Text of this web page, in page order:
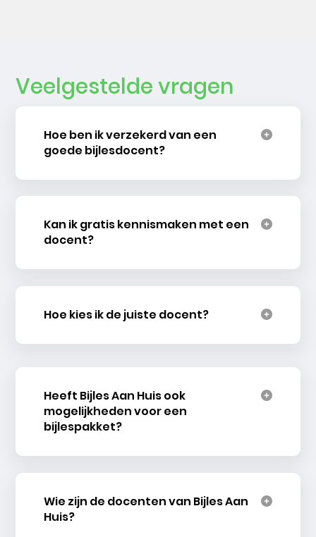
Veelgestelde vragen
Hoe ben ik verzekerd van een
goede bijlesdocent?
Kan ik gratis kennismaken met een
docent?
Hoe kies ik de juiste docent?
Heeft Bijles Aan Huis ook
mogelijkheden voor een
bijlespakket?
Wie zijn de docenten van Bijles Aan
Huis?